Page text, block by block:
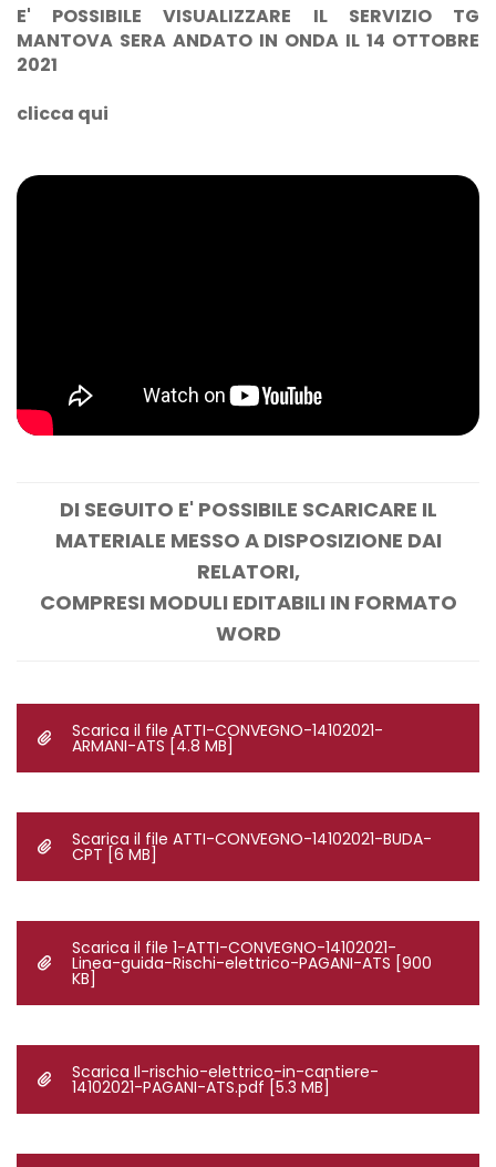
E' POSSIBILE VISUALIZZARE IL SERVIZIO TG
MANTOVA SERA ANDATO IN ONDA IL 14 OTTOBRE
2021
clicca qui
DI SEGUITO E' POSSIBILE SCARICARE IL
MATERIALE MESSO A DISPOSIZIONE DAI
RELATORI,
COMPRESI MODULI EDITABILI IN FORMATO
WORD
Scarica il file ATTI-CONVEGNO-14102021-
ARMANI-ATS [4.8 MB]
Scarica il file ATTI-CONVEGNO-14102021-BUDA-
CPT [6 MB]
Scarica il file 1-ATTI-CONVEGNO-14102021-
Linea-guida-Rischi-elettrico-PAGANI-ATS [900
KB]
Scarica Il-rischio-elettrico-in-cantiere-
14102021-PAGANI-ATS.pdf [5.3 MB]